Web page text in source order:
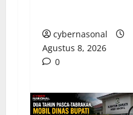
cybernasonal
Agustus 8, 2026
0